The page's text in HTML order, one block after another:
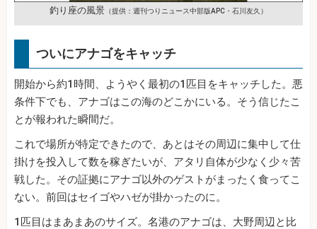
釣り座の風景 （提供：週刊つりニュース中部版APC・石川友久）
ついにアナゴをキャッチ
開始から約1時間、ようやく最初の1匹目をキャッチした。悪
条件下でも、アナゴはこの海のどこかにいる。そう信じたこ
とが報われた瞬間だ。
これで場所が特定できたので、あとはその周辺に集中して仕
掛けを投入して数を稼ぎたいが、アタリ自体が少なく少々苦
戦した。その証拠にアナゴ以外のゲストがまったく食ってこ
ない。前回はセイゴやハゼが掛かったのに。
1匹目はまあまあのサイズ。名港のアナゴは、大野周辺と比